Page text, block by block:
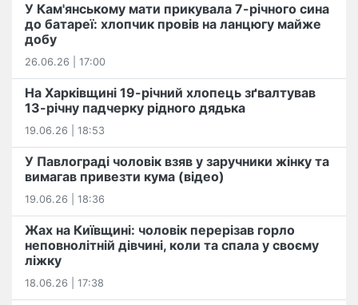
У Кам'янському мати прикувала 7-річного сина
до батареї: хлопчик провів на ланцюгу майже
добу
26.06.26 | 17:00
На Харківщині 19-річний хлопець​ ️зґвалтував
13-річну падчерку рідного дядька
19.06.26 | 18:53
У Павлограді чоловік взяв у заручники жінку та
вимагав привезти кума (відео)
19.06.26 | 18:36
Жах на Київщині: чоловік перерізав горло
неповнолітній дівчині, коли та спала у своєму
ліжку
18.06.26 | 17:38